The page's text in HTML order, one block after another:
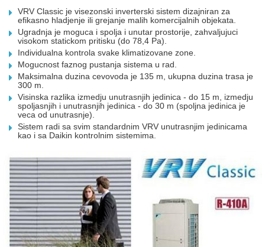
VRV Classic je visezonski inverterski sistem dizajniran za
efikasno hladjenje ili grejanje malih komercijalnih objekata.
Ugradnja je moguca i spolja i unutar prostorije, zahvaljujuci
visokom statickom pritisku (do 78,4 Pa).
Individualna kontrola svake klimatizovane zone.
Mogucnost faznog pustanja sistema u rad.
Maksimalna duzina cevovoda je 135 m, ukupna duzina trasa je
300 m.
Visinska razlika izmedju unutrasnjih jedinica - do 15 m, izmedju
spoljasnjih i unutrasnjih jedinica - do 30 m (spoljna jedinica je
veca od unutrasnje).
Sistem radi sa svim standardnim VRV unutrasnjim jedinicama
kao i sa Daikin kontrolnim sistemima.